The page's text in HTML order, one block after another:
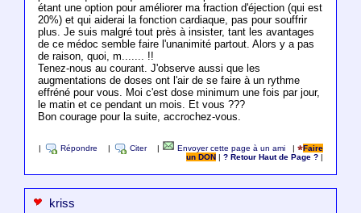
étant une option pour améliorer ma fraction d'éjection (qui est
20%) et qui aiderai la fonction cardiaque, pas pour souffrir
plus. Je suis malgré tout près à insister, tant les avantages
de ce médoc semble faire l'unanimité partout. Alors y a pas
de raison, quoi, m....... !!
Tenez-nous au courant. J'observe aussi que les
augmentations de doses ont l'air de se faire à un rythme
effréné pour vous. Moi c'est dose minimum une fois par jour,
le matin et ce pendant un mois. Et vous ???
Bon courage pour la suite, accrochez-vous.
Répondre Citer Envoyer cette page à un ami |
Faire
un DON
|? Retour Haut de Page ?
kriss